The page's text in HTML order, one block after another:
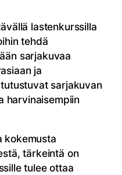
lastenkurssilla
tehdä
sarjakuvaa
ja
sarjakuvan
harvinaisempiin
kokemusta
tärkeintä on
tulee ottaa